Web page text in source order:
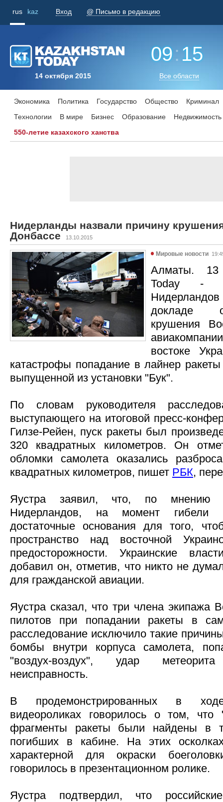
rus kaz Вход @ Письмо в редакцию
14 октября 2015
09: 15
Все области
Экономика Политика Государство Общество
Криминал
Технологии
В мире Бизнес Образование
Недвижимость
550-летие казахского ханства
Нидерланды назвали причину
Донбассе
13.10.2015
Мировые новости
Алматы. 13
Today -
Нидерландов
докладе
крушения
востоке
катастрофы попадание в лайнер
выпущенной из установки "Бук".
По словам руководителя
выступающего на итоговой пресс-
Гилзе-Рейен, пуск ракеты был
320 квадратных километров. Он
обломки самолета оказались
квадратных километров, пишет РБК,
Яустра заявил, что, по мнению
Нидерландов, на момент гибели
достаточные основания для того,
пространство над восточной
предосторожности. Украинские
добавил он, отметив, что никто не
для гражданской авиации.
Яустра сказал, что три члена экипажа
пилотов при попадании ракеты в
расследование исключило такие
бомбы внутри корпуса самолета,
"воздух-воздух", удар
неисправность.
В продемонстрированных в ходе
видеороликах говорилось о том, что
фрагменты ракеты были найдены в
погибших в кабине. На этих
характерной для окраски
говорилось в презентационном ролике.
Яустра подтвердил, что